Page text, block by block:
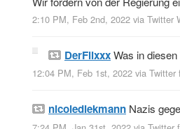
2:10 PM, Feb 2nd, 2022 via Twitter
DerFlixxxWas in diesen
12:04 PM, Feb 1st, 2022 via Twitter
nicolediekmann Nazis